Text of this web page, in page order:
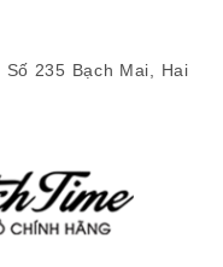
Số 235 Bạch Mai, Hai